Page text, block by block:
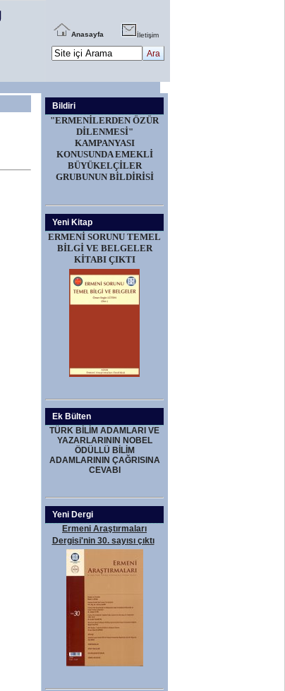
Anasayfa İletişim
Bildiri
"ERMENİLERDEN ÖZÜR
DİLENMESİ"
KAMPANYASI
KONUSUNDA EMEKLİ
BÜYÜKELÇİLER
GRUBUNUN BİLDİRİSİ
Yeni Kitap
ERMENİ SORUNU TEMEL
BİLGİ VE BELGELER
KİTABI ÇIKTI
Ek Bülten
TÜRK BİLİM ADAMLARI VE
YAZARLARININ NOBEL
ÖDÜLLÜ BİLİM
ADAMLARININ ÇAĞRISINA
CEVABI
Yeni Dergi
Ermeni Araştırmaları
Dergisi'nin 30. sayısı çıktı